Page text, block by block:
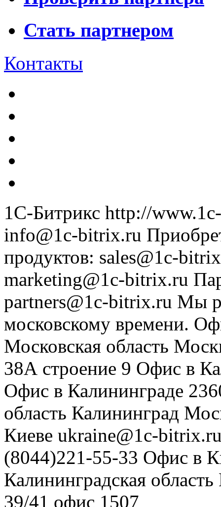
Стать партнером
Контакты
1С-Битрикс http://
info@1c-bitrix.ru
продуктов: sales@1c-
marketing@1c-bitrix.ru
partners@1c-bitrix.ru Мы
московскому времени.
Московская область
38А строение 9 Офис в
Офис в Калининграде
область Калининград
Киеве ukraine@1c-
(8044)221-55-33 Офис в
Калининградская область
39/41 офис 1507